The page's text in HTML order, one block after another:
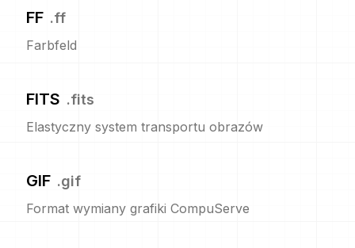
FF .ff
Farbfeld
FITS .fits
Elastyczny system transportu obrazów
GIF .gif
Format wymiany grafiki CompuServe